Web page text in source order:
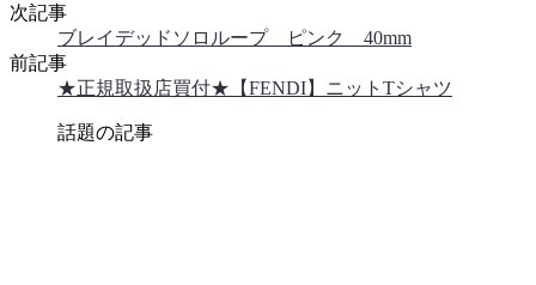
次記事
ブレイデッドソロループ ピンク 40mm
前記事
★正規取扱店買付★【FENDI】ニットTシャツ
話題の記事